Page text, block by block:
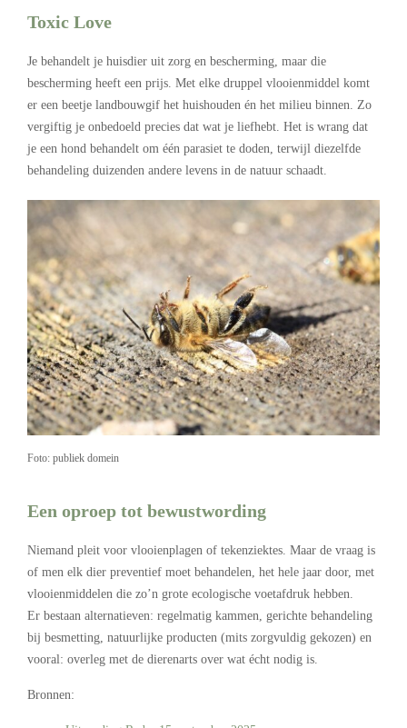
Toxic Love
Je behandelt je huisdier uit zorg en bescherming, maar die
bescherming heeft een prijs. Met elke druppel vlooienmiddel komt
er een beetje landbouwgif het huishouden én het milieu binnen. Zo
vergiftig je onbedoeld precies dat wat je liefhebt. Het is wrang dat
je een hond behandelt om één parasiet te doden, terwijl diezelfde
behandeling duizenden andere levens in de natuur schaadt.
Foto: publiek domein
Een oproep tot bewustwording
Niemand pleit voor vlooienplagen of tekenziektes. Maar de vraag is
of men elk dier preventief moet behandelen, het hele jaar door, met
vlooienmiddelen die zo’n grote ecologische voetafdruk hebben.
Er bestaan alternatieven: regelmatig kammen, gerichte behandeling
bij besmetting, natuurlijke producten (mits zorgvuldig gekozen) en
vooral: overleg met de dierenarts over wat écht nodig is.
Bronnen: